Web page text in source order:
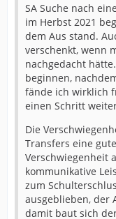
SA Suche nach
im Herbst 2021
dem Aus stand.
verschenkt, wenn
nachgedacht
beginnen,
fände ich wirklich
einen Schritt
Die
Transfers eine
Verschwiegenheit
kommunikative
zum
ausgeblieben, der
damit baut sich